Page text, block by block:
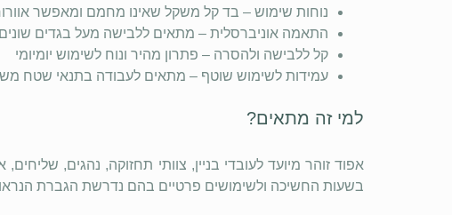
נוחות שימוש – בד קל משקל שאינו מחמם ומאפשר
התאמה אוניברסלית – מתאים ללבישה מעל בגדים שונים
קל ללבישה ולהסרה – פתרון מהיר ונוח לשימוש יומיומי
עמידות לשימוש שוטף – מתאים לעבודה בתנאי שטח
למי זה מתאים?
אפוד זוהר מיועד לעובדי בניין, צוותי תחזוקה, נהגים,
בשעות החשיכה ולשימושים פרטיים בהם נדרשת הגברת